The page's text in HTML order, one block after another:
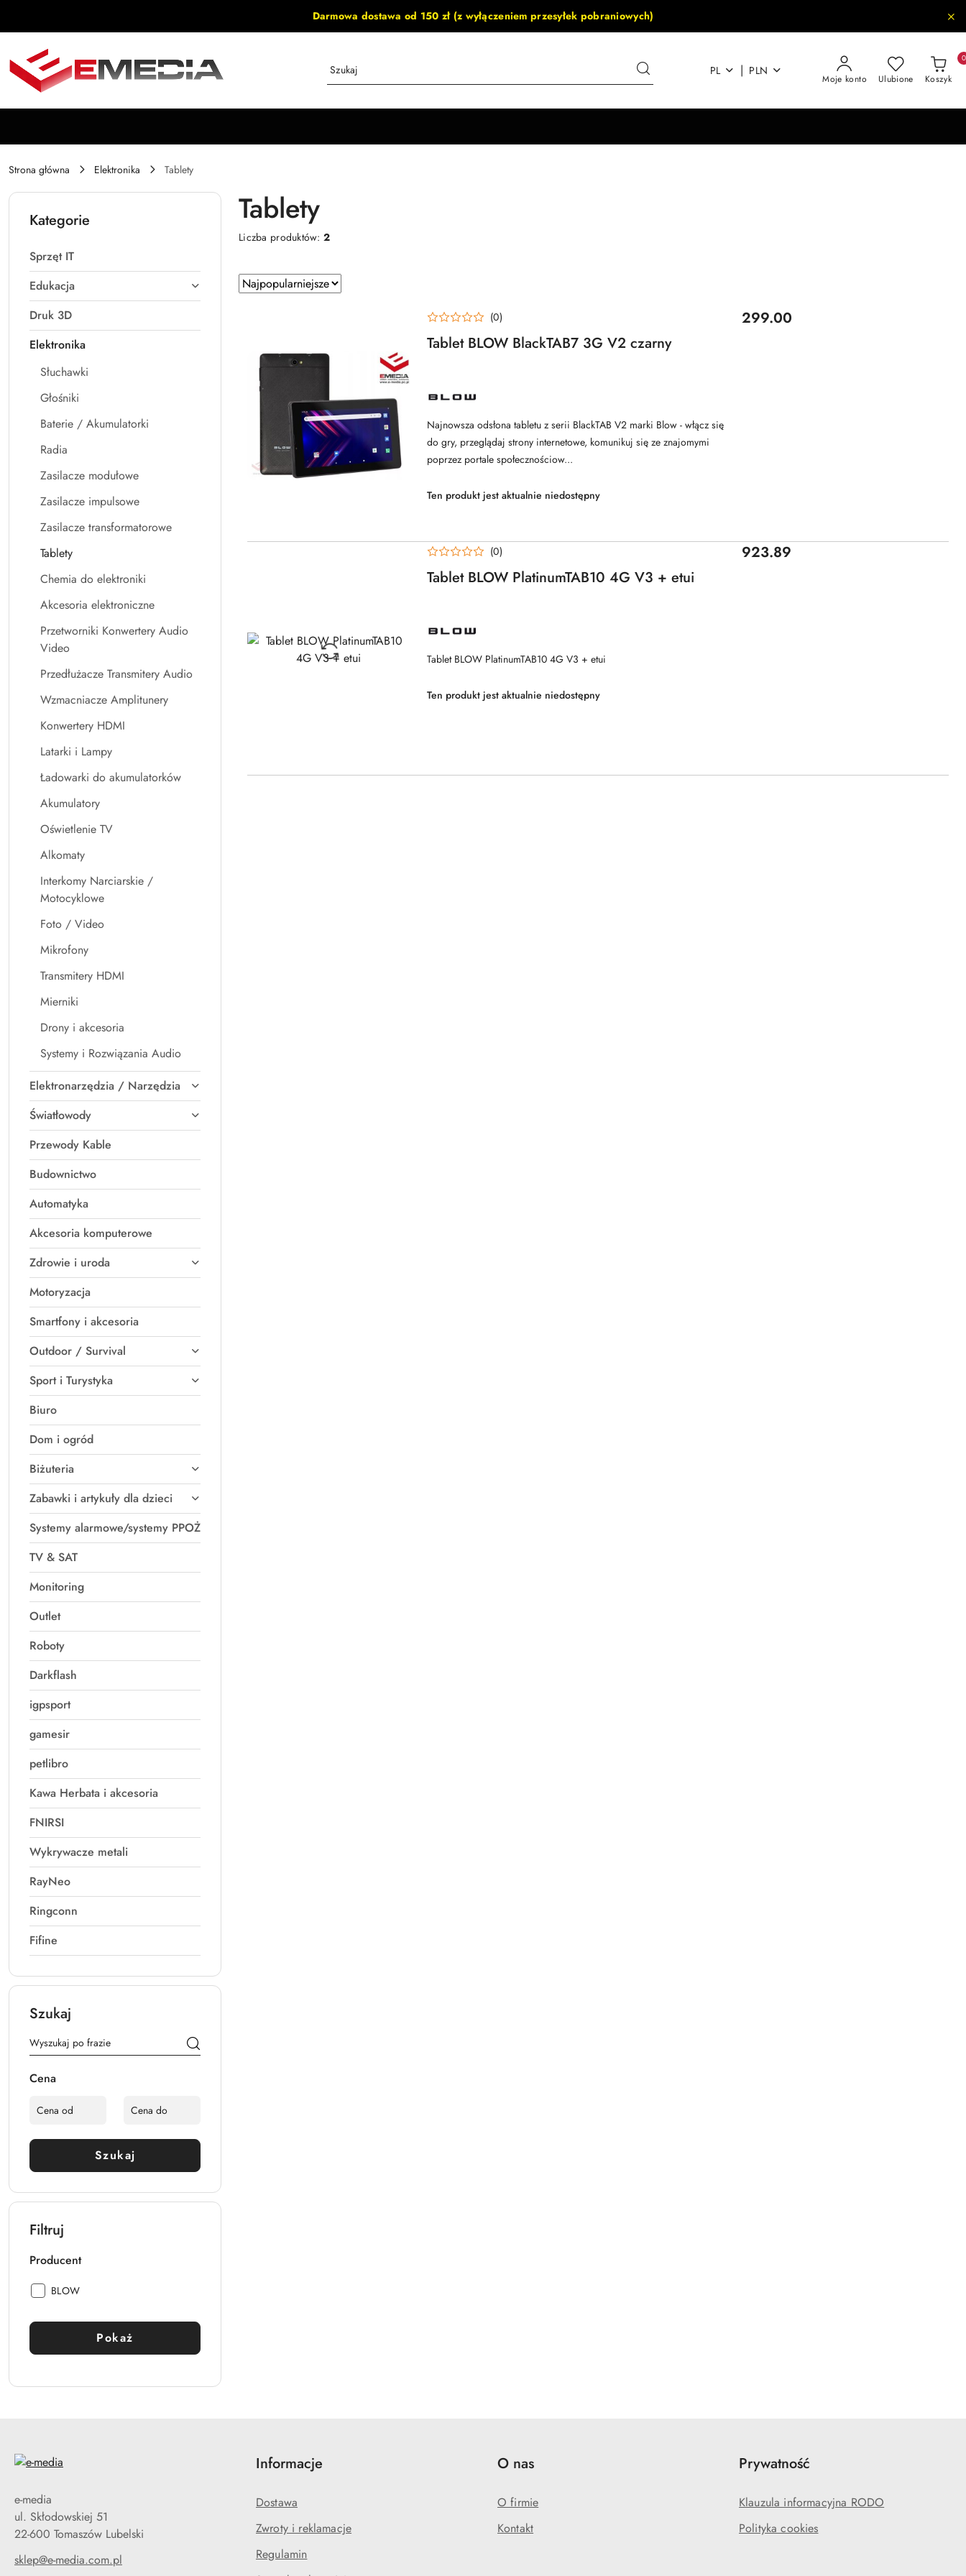
Darmowa dostawa od 150 zł (z wyłączeniem przesyłek pobraniowych)
PL | PLN
Moje konto Ulubione Koszyk
0
Strona główna Elektronika Tablety
Kategorie
Sprzęt IT
Edukacja
Druk 3D
Elektronika
Słuchawki
Głośniki
Baterie / Akumulatorki
Radia
Zasilacze modułowe
Zasilacze impulsowe
Zasilacze transformatorowe
Tablety
Chemia do elektroniki
Akcesoria elektroniczne
Przetworniki Konwertery Audio
Video
Przedłużacze Transmitery Audio
Wzmacniacze Amplitunery
Konwertery HDMI
Latarki i Lampy
Ładowarki do akumulatorków
Akumulatory
Oświetlenie TV
Alkomaty
Interkomy Narciarskie /
Motocyklowe
Foto / Video
Mikrofony
Transmitery HDMI
Mierniki
Drony i akcesoria
Systemy i Rozwiązania Audio
Elektronarzędzia / Narzędzia
Światłowody
Przewody Kable
Budownictwo
Automatyka
Akcesoria komputerowe
Zdrowie i uroda
Motoryzacja
Smartfony i akcesoria
Outdoor / Survival
Sport i Turystyka
Biuro
Dom i ogród
Biżuteria
Zabawki i artykuły dla dzieci
Systemy alarmowe/systemy PPOŻ
TV & SAT
Monitoring
Outlet
Roboty
Darkflash
igpsport
gamesir
petlibro
Kawa Herbata i akcesoria
FNIRSI
Wykrywacze metali
RayNeo
Ringconn
Fifine
Szukaj
Cena
Szukaj
Filtruj
Producent
Producent:
BLOW
Pokaż
Tablety
Liczba produktów:2
Zastosowano
sortowanie:
Sortuj
według
Tablet BLOW BlackTAB7 3G V2 czarny
(0)
NAZWA
PRODUCENTA:
Najnowsza odsłona tabletu z serii BlackTAB V2 marki Blow - włącz się
do gry, przeglądaj strony internetowe, komunikuj się ze znajomymi
poprzez portale społecznościow...
Ten produkt jest aktualnie niedostępny
Cena:
299.00
Tablet BLOW PlatinumTAB10 4G V3 + etui
(0)
NAZWA
PRODUCENTA:
Tablet BLOW PlatinumTAB10 4G V3 + etui
Ten produkt jest aktualnie niedostępny
Cena:
923.89
e-media
ul. Skłodowskiej 51
22-600 Tomaszów Lubelski
sklep@e-media.com.pl
Informacje
Dostawa
Zwroty i reklamacje
Regulamin
O nas
O firmie
Kontakt
Prywatność
Klauzula informacyjna RODO
Polityka cookies